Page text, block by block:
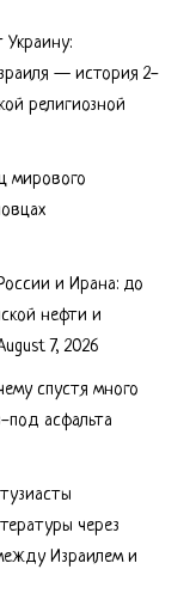
— история 2-
религиозной
мирового
и Ирана: до
нефти и
7, 2026
спустя много
асфальта
через
Израилем и